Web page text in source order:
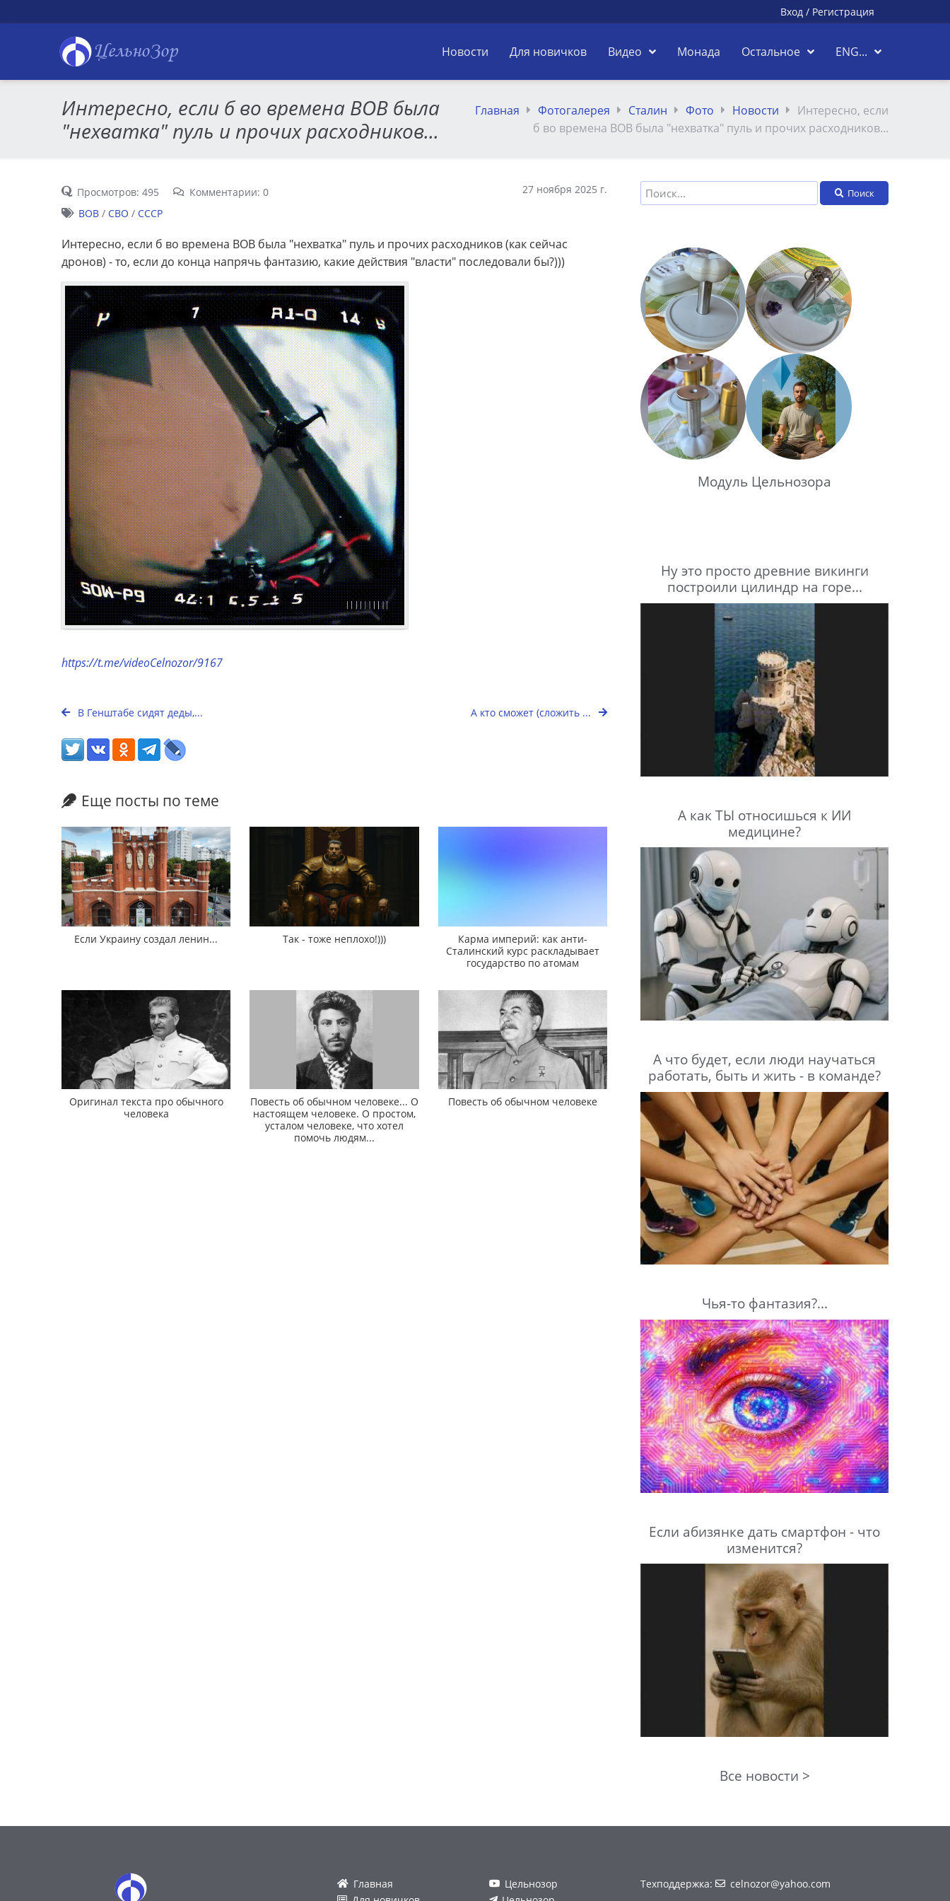
Вход / Регистрация
ЦельноЗор Новости Для новичков Видео Монада Остальное ENG...
Интересно, если б во времена ВОВ была
"нехватка" пуль и прочих расходников...
Главная Фотогалерея Сталин Фото Новости
Интересно, если
б во времена ВОВ была "нехватка" пуль и прочих расходников...
Просмотров: 495 Комментарии: 0
27 ноября 2025 г.
ВОВ/ СВО / СССР
Интересно, если б во времена ВОВ была "нехватка" пуль и прочих расходников (как сейчас
дронов) - то, если до конца напрячь фантазию, какие действия "власти" последовали бы?)))
https://t.me/videoCelnozor/9167
В Генштабе сидят деды,... А кто сможет (сложить ...
Еще посты по теме
Если Украину создал ленин... Так - тоже неплохо!)))
Карма империй: как анти-
Сталинский курс раскладывает
государство по атомам
Оригинал текста про обычного
человека
Повесть об обычном человеке... О
настоящем человеке. О простом,
усталом человеке, что хотел
помочь людям...
Повесть об обычном человеке
Поиск
Модуль Цельнозора
Ну это просто древние викинги
построили цилиндр на горе...
А как ТЫ относишься к ИИ
медицине?
А что будет, если люди научаться
работать, быть и жить - в команде?
Чья-то фантазия?...
Если абизянке дать смартфон - что
изменится?
Все новости >
Главная
Цельнозор
Техподдержка: celnozor@yahoo.com